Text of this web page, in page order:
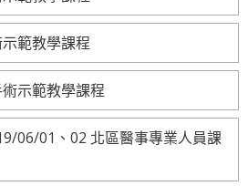
範教學課程
示範教學課程
06/01、02 北區醫事專業人員課